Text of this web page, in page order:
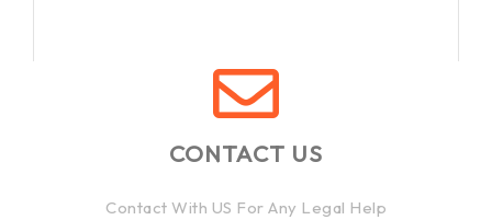
CONTACT US
Contact With US For Any Legal Help